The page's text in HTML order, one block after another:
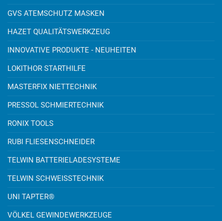
GVS ATEMSCHUTZ MASKEN
HAZET QUALITÄTSWERKZEUG
INNOVATIVE PRODUKTE - NEUHEITEN
LOKITHOR STARTHILFE
MASTERFIX NIETTECHNIK
PRESSOL SCHMIERTECHNIK
RONIX TOOLS
RUBI FLIESENSCHNEIDER
TELWIN BATTERIELADESYSTEME
TELWIN SCHWEISSTECHNIK
UNI TAPTER®
VÖLKEL GEWINDEWERKZEUGE